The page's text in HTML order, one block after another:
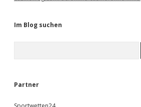
Im Blog suchen
e
Partner